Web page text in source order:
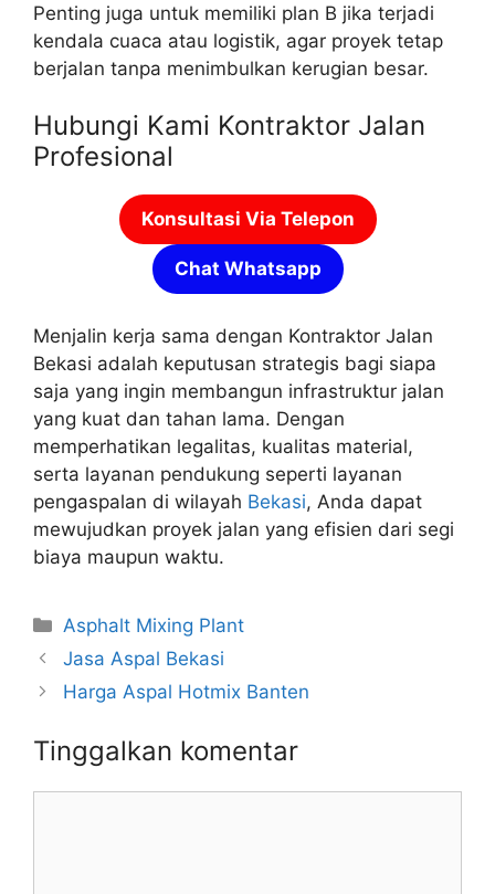
Penting juga untuk memiliki plan B jika terjadi
kendala cuaca atau logistik, agar proyek tetap
berjalan tanpa menimbulkan kerugian besar.
Hubungi Kami Kontraktor Jalan
Profesional
Konsultasi Via Telepon
Chat Whatsapp
Menjalin kerja sama dengan Kontraktor Jalan
Bekasi adalah keputusan strategis bagi siapa
saja yang ingin membangun infrastruktur jalan
yang kuat dan tahan lama. Dengan
memperhatikan legalitas, kualitas material,
serta layanan pendukung seperti layanan
pengaspalan di wilayah Bekasi, Anda dapat
mewujudkan proyek jalan yang efisien dari segi
biaya maupun waktu.
Kategori
Asphalt Mixing Plant
Jasa Aspal Bekasi
Harga Aspal Hotmix Banten
Tinggalkan komentar